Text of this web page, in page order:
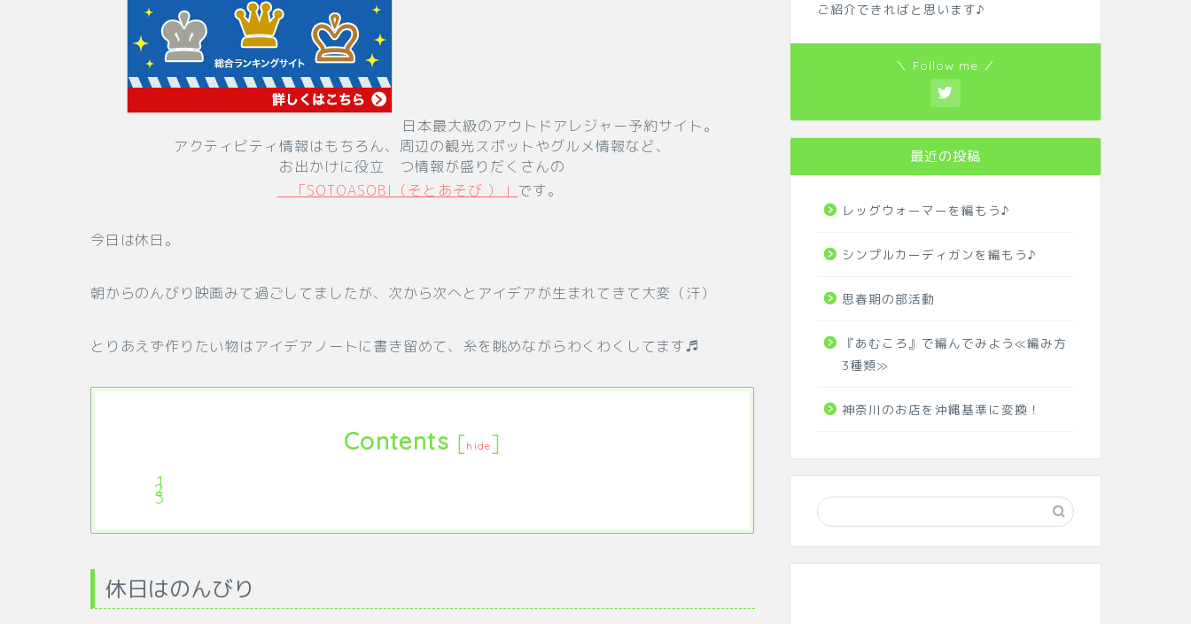
日本最大級のアウトドアレジャー予約サイト。
アクティビティ情報はもちろん、周辺の観光スポットやグルメ情報など、
お出かけに役立 つ情報が盛りだくさんの
「SOTOASOBI（そとあそび ）」 です。
今日は休日。
朝からのんびり映画みて過ごしてましたが、次から次へとアイデアが生まれてきて大変（汗）
とりあえず作りたい物はアイデアノートに書き留めて、糸を眺めながらわくわくしてます♬
Contents [hide]
休日はのんびり
ご紹介できればと思います♪
＼ Follow me ／
最近の投稿
レッグウォーマーを編もう♪
シンプルカーディガンを編もう♪
思春期の部活動
『あむころ』で編んでみよう≪編み方
3種類≫
神奈川のお店を沖縄基準に変換！